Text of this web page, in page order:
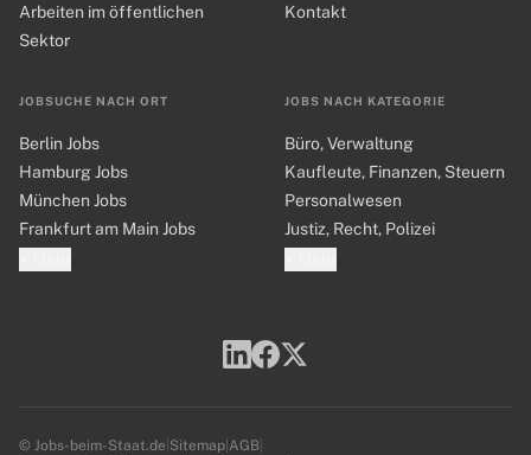
Arbeiten im öffentlichen
Sektor
JOBSUCHE NACH ORT
Berlin Jobs
Hamburg Jobs
München Jobs
Frankfurt am Main Jobs
JOBS NACH KATEGORIE
Büro, Verwaltung
Kaufleute, Finanzen, Steuern
Personalwesen
Justiz, Recht, Polizei
Kontakt
© Jobs-beim-Staat.de Sitemap AGB